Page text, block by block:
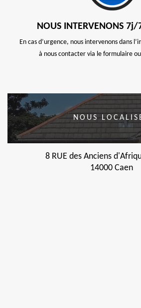
NOUS INTERVENONS
En cas d’urgence, nous intervenons dans
à nous contacter via le formulaire
NOUS
8 RUE des Anciens
14000 Caen